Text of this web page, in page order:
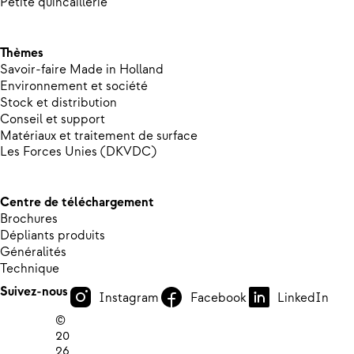
Thèmes
Savoir-faire Made in Holland
Environnement et société
Stock et distribution
Conseil et support
Matériaux et traitement de surface
Les Forces Unies (DKVDC)
Centre de téléchargement
Brochures
Dépliants produits
Généralités
Technique
Suivez-nous
Instagram Facebook
LinkedIn
©
20